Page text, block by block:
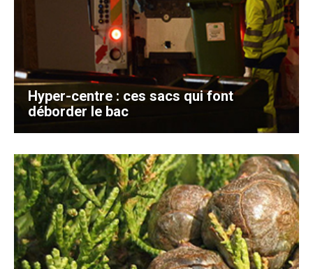
Hyper-centre : ces sacs qui font
déborder le bac